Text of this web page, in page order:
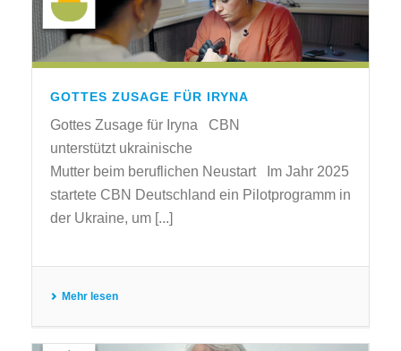
GOTTES ZUSAGE FÜR IRYNA
Gottes Zusage für Iryna CBN
unterstützt ukrainische
Mutter beim beruflichen Neustart Im Jahr 2025
startete CBN Deutschland ein Pilotprogramm in
der Ukraine, um [...]
Mehr lesen